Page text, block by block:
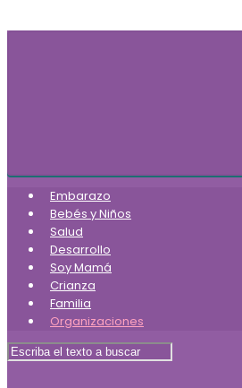
Embarazo
Bebés y Niños
Salud
Desarrollo
Soy Mamá
Crianza
Familia
Organizaciones